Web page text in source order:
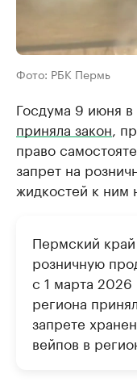
Фото: РБК Пермь
Госдума 9 июня в
приняла закон ,
право
запрет на
жидкостей к ним
Пермский
розничную
с 1 марта
региона
запрете
вейпов в